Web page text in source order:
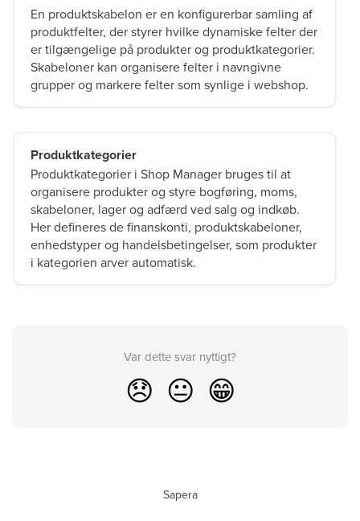
En produktskabelon er en konfigurerbar samling af
produktfelter, der styrer hvilke dynamiske felter der
er tilgængelige på produkter og produktkategorier.
Skabeloner kan organisere felter i navngivne
grupper og markere felter som synlige i webshop.
Produktkategorier
Produktkategorier i Shop Manager bruges til at
organisere produkter og styre bogføring, moms,
skabeloner, lager og adfærd ved salg og indkøb.
Her defineres de finanskonti, produktskabeloner,
enhedstyper og handelsbetingelser, som produkter
i kategorien arver automatisk.
Var dette svar nyttigt?
😞 😐 😁
Sapera